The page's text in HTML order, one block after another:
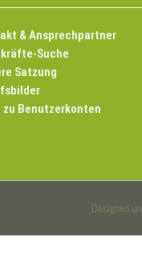
& Ansprechpartner
Suche
Satzung
Benutzerkonten
Designed